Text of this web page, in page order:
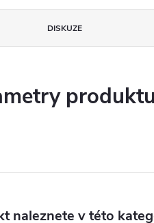
DISKUZE
naleznete v této